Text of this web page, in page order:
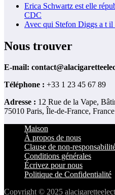
Erica Schwartz est elle
CDC
Avec qui Stefon Diggs a t il
Nous trouver
E-mail:
Téléphone : +33 1 23 45 67 89
Adresse : 12 Rue de la Vape,
75010 Paris, Île-de-France, France
Maison
À propos de nous
Clause de non-
Conditions générales
Écrivez pour nous
Politique de Confidentialité
Copyright © 2025